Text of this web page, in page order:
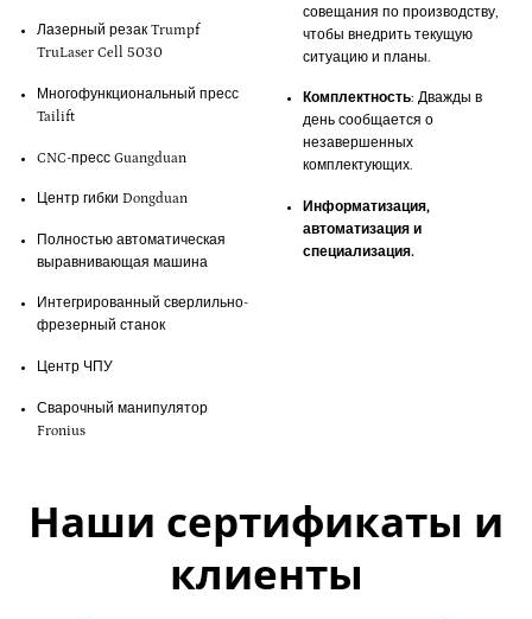
Лазерный резак Trumpf
TruLaser Cell 5030
Многофункциональный пресс
Tailift
CNC-пресс Guangduan
Центр гибки Dongduan
Полностью автоматическая
выравнивающая машина
Интегрированный сверлильно-
фрезерный станок
Центр ЧПУ
Сварочный манипулятор
Fronius
совещания по производству,
чтобы внедрить текущую
ситуацию и планы.
Комплектность: Дважды в
день сообщается о
незавершенных
комплектующих.
Информатизация,
автоматизация и
специализация.
Наши сертификаты и
клиенты